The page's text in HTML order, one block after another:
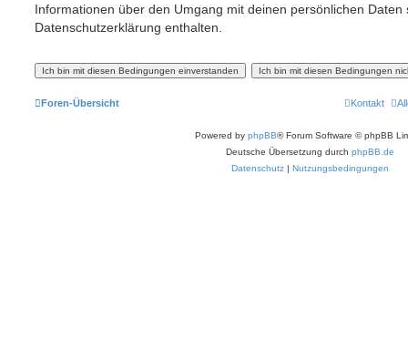
Informationen über den Umgang mit deinen persönlichen Daten
Datenschutzerklärung enthalten.
Foren-Übersicht Kontakt
Powered by phpBB® Forum Software © phpBB
Deutsche Übersetzung durch phpBB.de
Datenschutz | Nutzungsbedingungen